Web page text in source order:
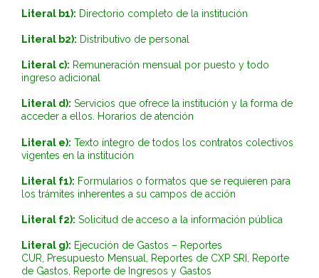
Literal b1): Directorio completo de la institución
Literal b2): Distributivo de personal
Literal c): Remuneración mensual por puesto y todo
ingreso adicional
Literal d): Servicios que ofrece la institución y la forma de
acceder a ellos. Horarios de atención
Literal e): Texto íntegro de todos los contratos colectivos
vigentes en la institución
Literal f1): Formularios o formatos que se requieren para
los trámites inherentes a su campos de acción
Literal f2): Solicitud de acceso a la información pública
Literal g): Ejecución de Gastos – Reportes
CUR, Presupuesto Mensual, Reportes de CXP SRI, Reporte
de Gastos, Reporte de Ingresos y Gastos